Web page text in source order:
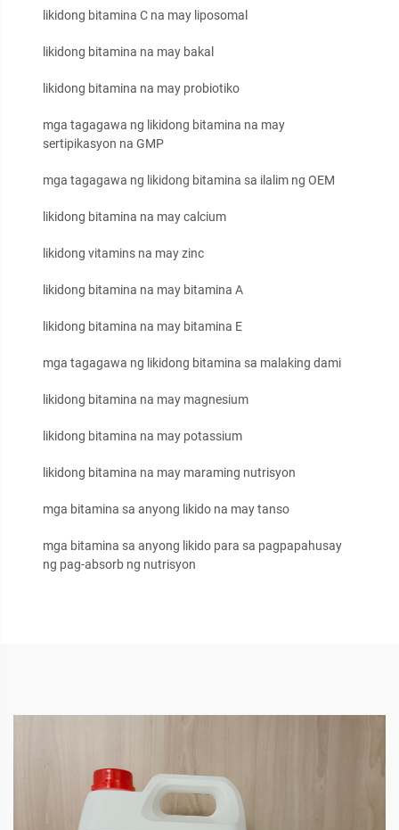
likidong bitamina C na may liposomal
likidong bitamina na may bakal
likidong bitamina na may probiotiko
mga tagagawa ng likidong bitamina na may
sertipikasyon na GMP
mga tagagawa ng likidong bitamina sa ilalim ng OEM
likidong bitamina na may calcium
likidong vitamins na may zinc
likidong bitamina na may bitamina A
likidong bitamina na may bitamina E
mga tagagawa ng likidong bitamina sa malaking dami
likidong bitamina na may magnesium
likidong bitamina na may potassium
likidong bitamina na may maraming nutrisyon
mga bitamina sa anyong likido na may tanso
mga bitamina sa anyong likido para sa pagpapahusay
ng pag-absorb ng nutrisyon